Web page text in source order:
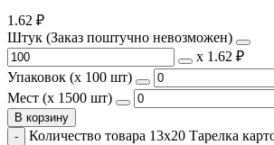
1.62 ₽
Штук (Заказ поштучно невозможен)
х 1.62 ₽
Упаковок (x 100 шт)
Мест (x 1500 шт)
В корзину
Количество товара 13х20 Тарелка